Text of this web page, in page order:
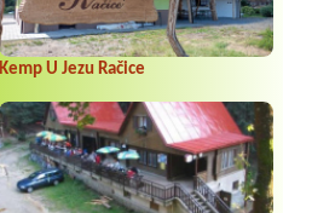
Kemp U Jezu Račice